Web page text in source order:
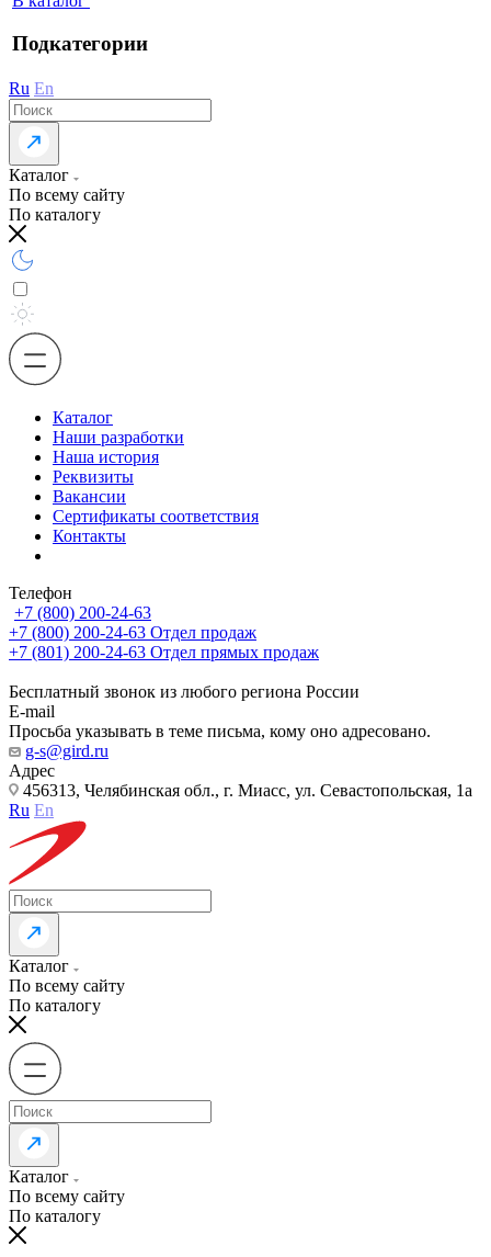
Подкатегории
Ru En
Каталог
По всему сайту
По каталогу
Каталог
Наши разработки
Наша история
Реквизиты
Вакансии
Сертификаты соответствия
Контакты
Телефон
+7 (800) 200-24-63
+7 (800) 200-24-63 Отдел продаж
+7 (801) 200-24-63 Отдел прямых продаж
Бесплатный звонок из любого региона России
E-mail
Просьба указывать в теме письма, кому оно адресовано.
g-s@gird.ru
Адрес
456313, Челябинская обл., г. Миасс, ул. Севастопольская, 1а
Ru En
Каталог
По всему сайту
По каталогу
Каталог
По всему сайту
По каталогу